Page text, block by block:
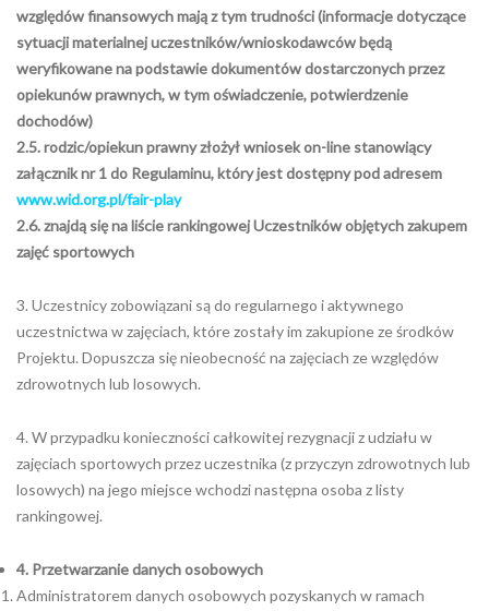
względów finansowych mają z tym trudności (informacje dotyczące
sytuacji materialnejuczestników/wnioskodawców będą
weryfikowane na podstawie dokumentów dostarczonych przez
opiekunów prawnych, w tym oświadczenie, potwierdzenie
dochodów)
2.5. rodzic/opiekun prawny złożył wniosek on-line stanowiący
załącznik nr 1 do Regulaminu, który jest dostępny pod adresem
www.wid.org.pl/fair-play
2.6. znajdą się na liście rankingowej Uczestników objętych zakupem
zajęć sportowych
3. Uczestnicy zobowiązani są do regularnego i aktywnego
uczestnictwa w zajęciach, które zostały im zakupione ze środków
Projektu. Dopuszcza się nieobecność na zajęciach ze względów
zdrowotnych lub losowych.
4. W przypadku konieczności całkowitej rezygnacji z udziału w
zajęciach sportowych przez uczestnika (z przyczyn zdrowotnych lub
losowych) na jego miejsce wchodzi następna osoba z listy
rankingowej.
4. Przetwarzanie danych osobowych
Administratorem danych osobowych pozyskanych w ramach